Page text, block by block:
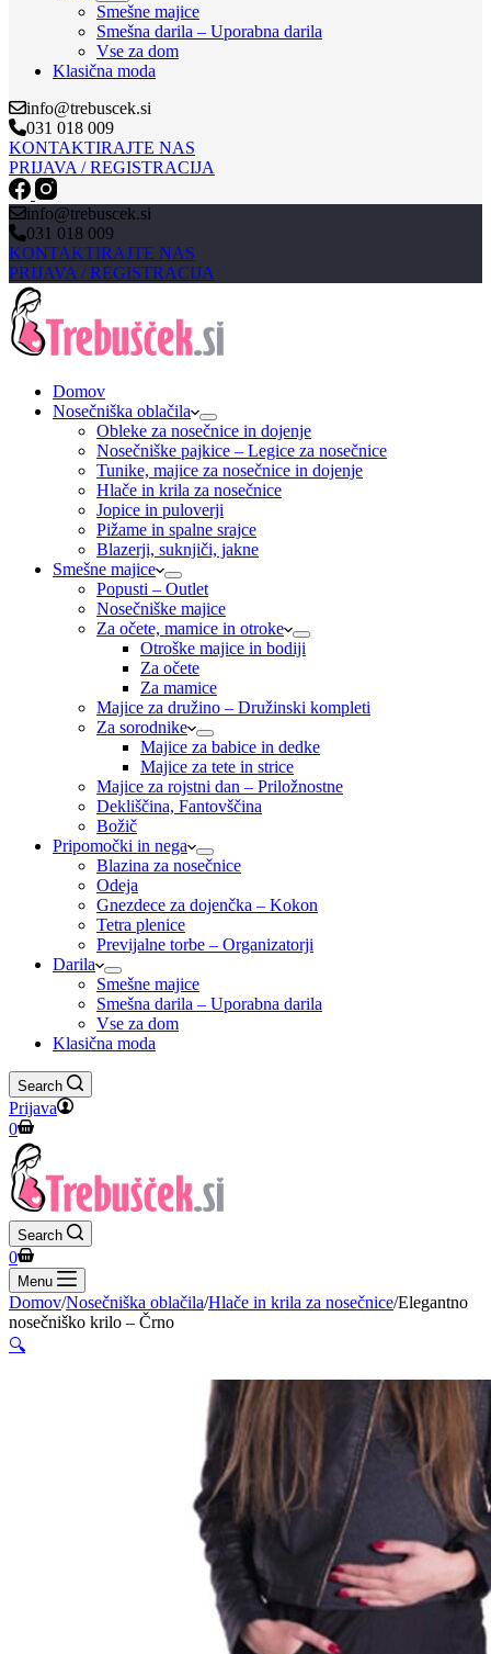
Smešne majice
Smešna darila – Uporabna darila
Vse za dom
Klasična moda
info@trebuscek.si
031 018 009
KONTAKTIRAJTE NAS
PRIJAVA / REGISTRACIJA
info@trebuscek.si
031 018 009
KONTAKTIRAJTE NAS
PRIJAVA / REGISTRACIJA
Domov
Nosečniška oblačila
Obleke za nosečnice in dojenje
Nosečniške pajkice – Legice za nosečnice
Tunike, majice za nosečnice in dojenje
Hlače in krila za nosečnice
Jopice in puloverji
Pižame in spalne srajce
Blazerji, suknjiči, jakne
Smešne majice
Popusti – Outlet
Nosečniške majice
Za očete, mamice in otroke
Otroške majice in bodiji
Za očete
Za mamice
Majice za družino – Družinski kompleti
Za sorodnike
Majice za babice in dedke
Majice za tete in strice
Majice za rojstni dan – Priložnostne
Dekliščina, Fantovščina
Božič
Pripomočki in nega
Blazina za nosečnice
Odeja
Gnezdece za dojenčka – Kokon
Tetra plenice
Previjalne torbe – Organizatorji
Darila
Smešne majice
Smešna darila – Uporabna darila
Vse za dom
Klasična moda
Search
Prijava
Shopping
cart
0
Search
Shopping
cart
0
Menu
Domov/Nosečniška oblačila/Hlače in krila za nosečnice/Elegantno
nosečniško krilo – Črno
🔍